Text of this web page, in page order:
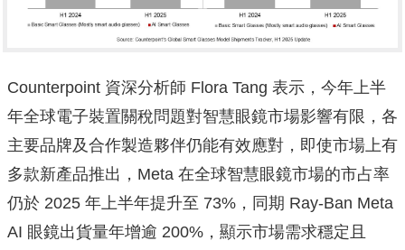
Counterpoint 資深分析師 Flora Tang 表示，今年上半
年全球電子裝置關稅問題對智慧眼鏡市場影響有限，各
主要品牌及合作製造夥伴仍能有效應對，即使市場上有
多款新產品推出，Meta 在全球智慧眼鏡市場的市占率
仍於 2025 年上半年提升至 73%，同期 Ray-Ban Meta
AI 眼鏡出貨量年增逾 200%，顯示市場需求穩定且